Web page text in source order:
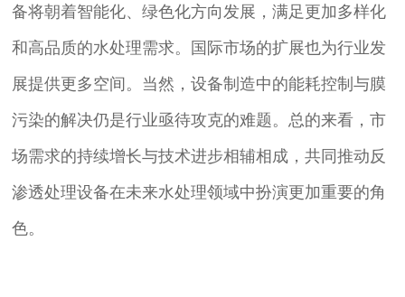
备将朝着智能化、绿色化方向发展，满足更加多样化
和高品质的水处理需求。国际市场的扩展也为行业发
展提供更多空间。当然，设备制造中的能耗控制与膜
污染的解决仍是行业亟待攻克的难题。总的来看，市
场需求的持续增长与技术进步相辅相成，共同推动反
渗透处理设备在未来水处理领域中扮演更加重要的角
色。